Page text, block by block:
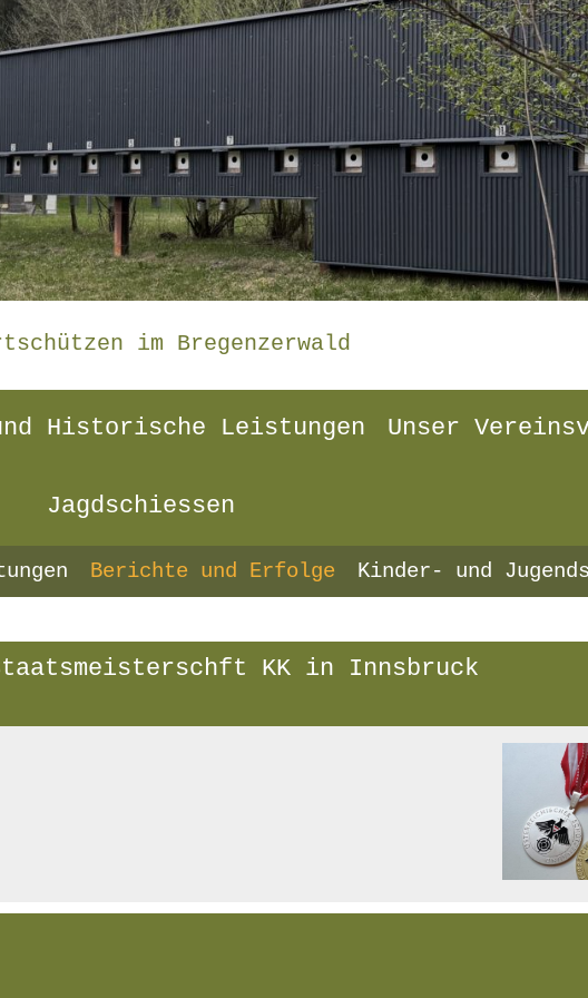
im Bregenzerwald
Historische Leistungen Unser
Jagdschiessen
Berichte und Erfolge Kinder- und
KK in Innsbruck